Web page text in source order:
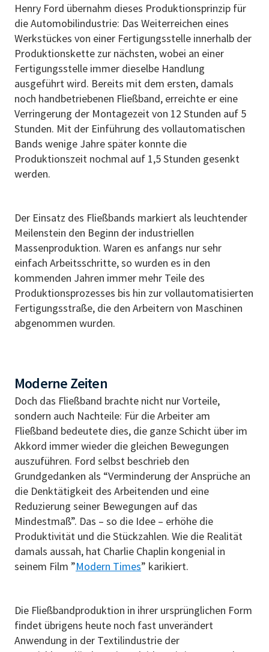
Henry Ford übernahm dieses Produktionsprinzip für
die Automobilindustrie: Das Weiterreichen eines
Werkstückes von einer Fertigungsstelle innerhalb der
Produktionskette zur nächsten, wobei an einer
Fertigungsstelle immer dieselbe Handlung
ausgeführt wird. Bereits mit dem ersten, damals
noch handbetriebenen Fließband, erreichte er eine
Verringerung der Montagezeit von 12 Stunden auf 5
Stunden. Mit der Einführung des vollautomatischen
Bands wenige Jahre später konnte die
Produktionszeit nochmal auf 1,5 Stunden gesenkt
werden.
Der Einsatz des Fließbands markiert als leuchtender
Meilenstein den Beginn der industriellen
Massenproduktion. Waren es anfangs nur sehr
einfach Arbeitsschritte, so wurden es in den
kommenden Jahren immer mehr Teile des
Produktionsprozesses bis hin zur vollautomatisierten
Fertigungsstraße, die den Arbeitern von Maschinen
abgenommen wurden.
Moderne Zeiten
Doch das Fließband brachte nicht nur Vorteile,
sondern auch Nachteile: Für die Arbeiter am
Fließband bedeutete dies, die ganze Schicht über im
Akkord immer wieder die gleichen Bewegungen
auszuführen. Ford selbst beschrieb den
Grundgedanken als “Verminderung der Ansprüche an
die Denktätigkeit des Arbeitenden und eine
Reduzierung seiner Bewegungen auf das
Mindestmaß”. Das – so die Idee – erhöhe die
Produktivität und die Stückzahlen. Wie die Realität
damals aussah, hat Charlie Chaplin kongenial in
seinem Film ”Modern Times” karikiert.
Die Fließbandproduktion in ihrer ursprünglichen Form
findet übrigens heute noch fast unverändert
Anwendung in der Textilindustrie der